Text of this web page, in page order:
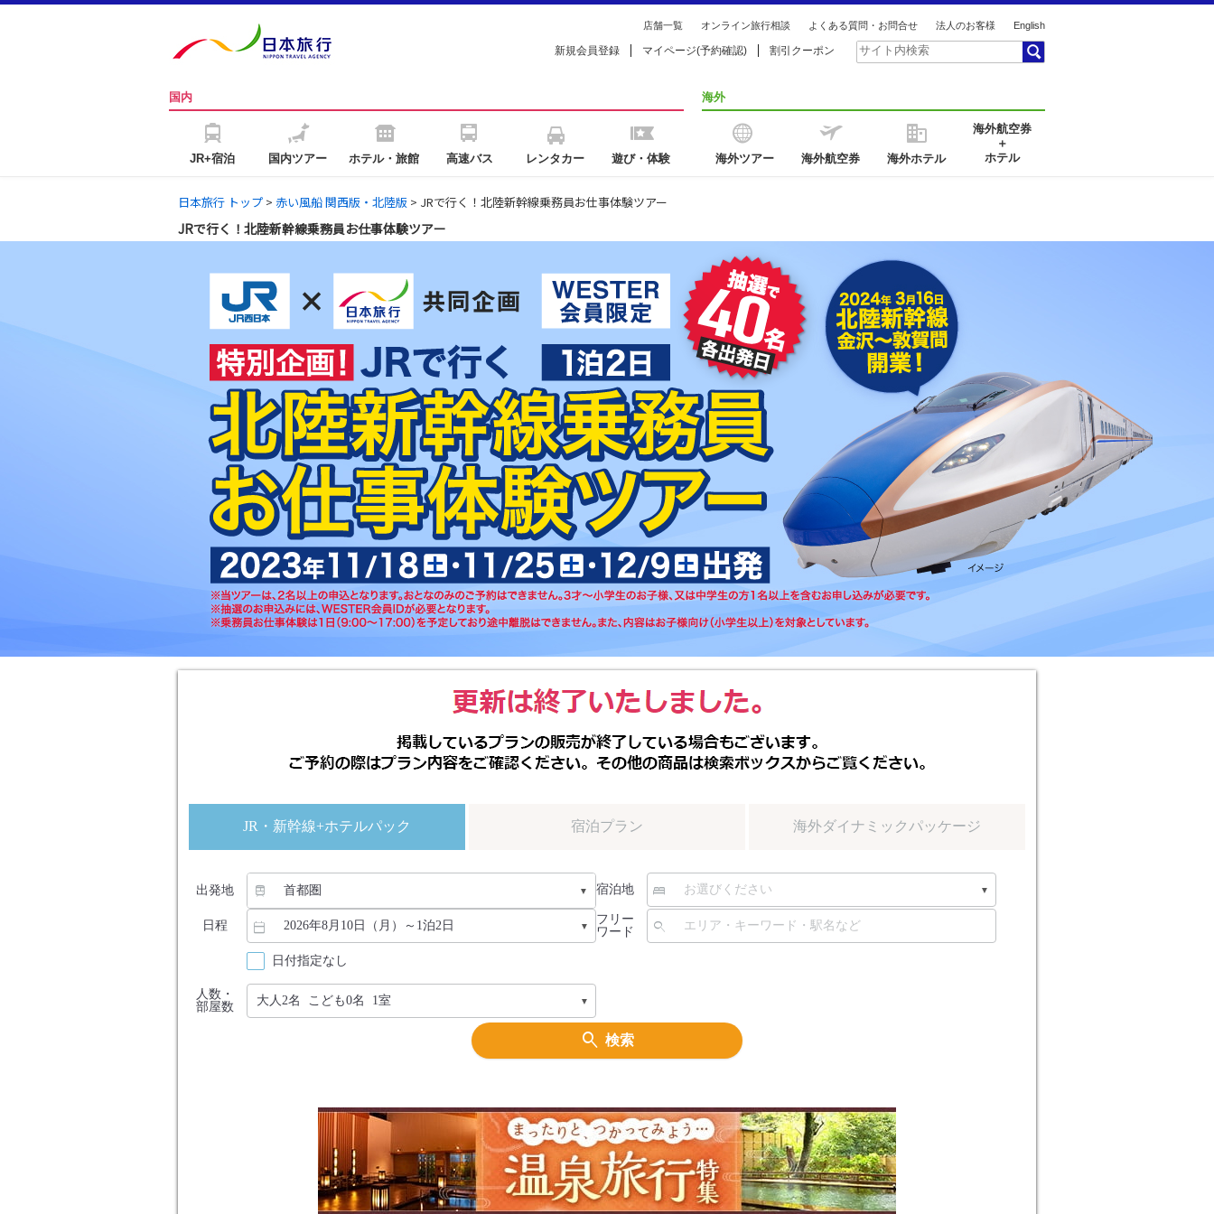
店舗一覧 オンライン旅行相談 よくある質問・お問合せ 法人のお客様 English
新規会員登録 マイページ(予約確認) 割引クーポン
国内
JR+宿泊 国内ツアー ホテル・旅館 高速バス レンタカー 遊び・体験
海外
海外ツアー 海外航空券 海外ホテル
海外航空券
＋
ホテル
日本旅行 トップ > 赤い風船 関西版・北陸版 > JRで行く！北陸新幹線乗務員お仕事体験ツアー
JRで行く！北陸新幹線乗務員お仕事体験ツアー